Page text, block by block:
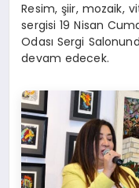
Resim, şiir, mozaik,
sergisi 19 Nisan
Odası Sergi
devam edecek.